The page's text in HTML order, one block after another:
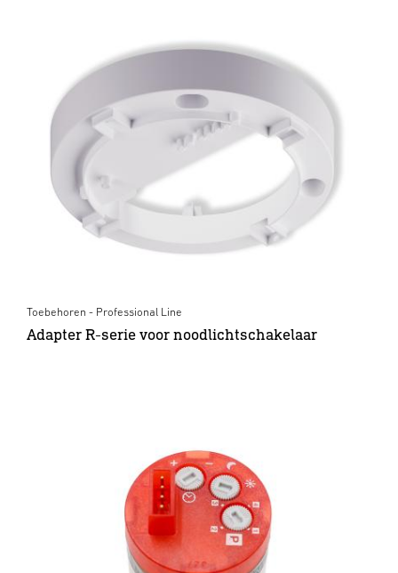
Toebehoren - Professional Line
Adapter R-serie voor noodlichtschakelaar